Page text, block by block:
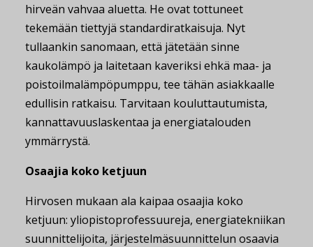
hirveän vahvaa aluetta. He ovat tottuneet
tekemään tiettyjä standardiratkaisuja. Nyt
tullaankin sanomaan, että jätetään sinne
kaukolämpö ja laitetaan kaveriksi ehkä maa- ja
poistoilmalämpöpumppu, tee tähän asiakkaalle
edullisin ratkaisu. Tarvitaan kouluttautumista,
kannattavuuslaskentaa ja energiatalouden
ymmärrystä.
Osaajia koko ketjuun
Hirvosen mukaan ala kaipaa osaajia koko
ketjuun: yliopistoprofessuureja, energiatekniikan
suunnittelijoita, järjestelmäsuunnittelun osaavia